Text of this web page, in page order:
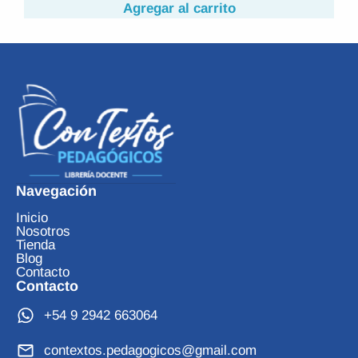
Navegación
Inicio
Nosotros
Tienda
Blog
Contacto
Contacto
+54 9 2942 663064
contextos.pedagogicos@gmail.com